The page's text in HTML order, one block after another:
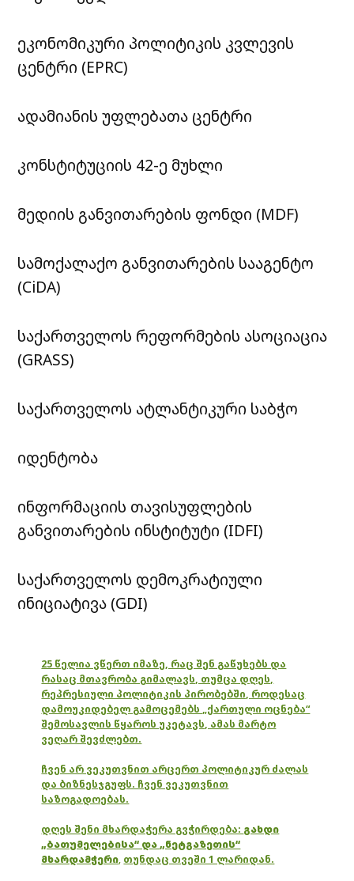
ეკონომიკური პოლიტიკის კვლევის
ცენტრი (EPRC)
ადამიანის უფლებათა ცენტრი
კონსტიტუციის 42-ე მუხლი
მედიის განვითარების ფონდი (MDF)
სამოქალაქო განვითარების სააგენტო
(CiDA)
საქართველოს რეფორმების ასოციაცია
(GRASS)
საქართველოს ატლანტიკური საბჭო
იდენტობა
ინფორმაციის თავისუფლების
განვითარების ინსტიტუტი (IDFI)
საქართველოს დემოკრატიული
ინიციატივა (GDI)
25 წელია ვწერთ იმაზე, რაც შენ გაწუხებს და
რასაც მთავრობა გიმალავს, თუმცა დღეს,
რეპრესიული პოლიტიკის პირობებში, როდესაც
დამოუკიდებელ გამოცემებს „ქართული ოცნება“
შემოსავლის წყაროს უკეტავს, ამას მარტო
ვეღარ შევძლებთ.
ჩვენ არ ვეკუთვნით არცერთ პოლიტიკურ ძალას
და ბიზნესჯგუფს. ჩვენ ვეკუთვნით
საზოგადოებას.
დღეს შენი მხარდაჭერა გვჭირდება: გახდი
„ბათუმელებისა“ და „ნეტგაზეთის“
მხარდამჭერი, თუნდაც თვეში 1 ლარიდან.